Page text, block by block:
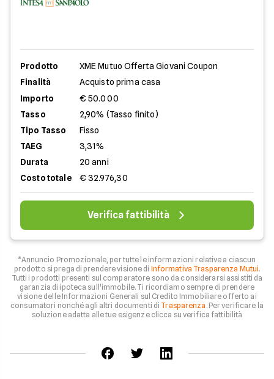
Prodotto
XME Mutuo Offerta Giovani Coupon
Finalità
Acquisto prima casa
Importo
€ 50.000
Tasso
2,90% (Tasso finito)
Tipo Tasso
Fisso
TAEG
3,31%
Durata
20 anni
Costo totale
€ 32.976,30
Verifica fattibilità
*Annuncio Promozionale, per tutte le informazioni relative a ciascun
prodotto si prega di prendere visione di Informativa Trasparenza Mutui.
Tutti i prodotti presenti sul comparatore sono da considerarsi assistiti da
garanzia di ipoteca sull'immobile. Ti ricordiamo sempre di prendere
visione delle Informazioni Generali sul Credito Immobiliare offerto ai
consumatori nonché agli altri documenti di Trasparenza . Per verificare la
soluzione adatta alle tue esigenze clicca su verifica fattibilità